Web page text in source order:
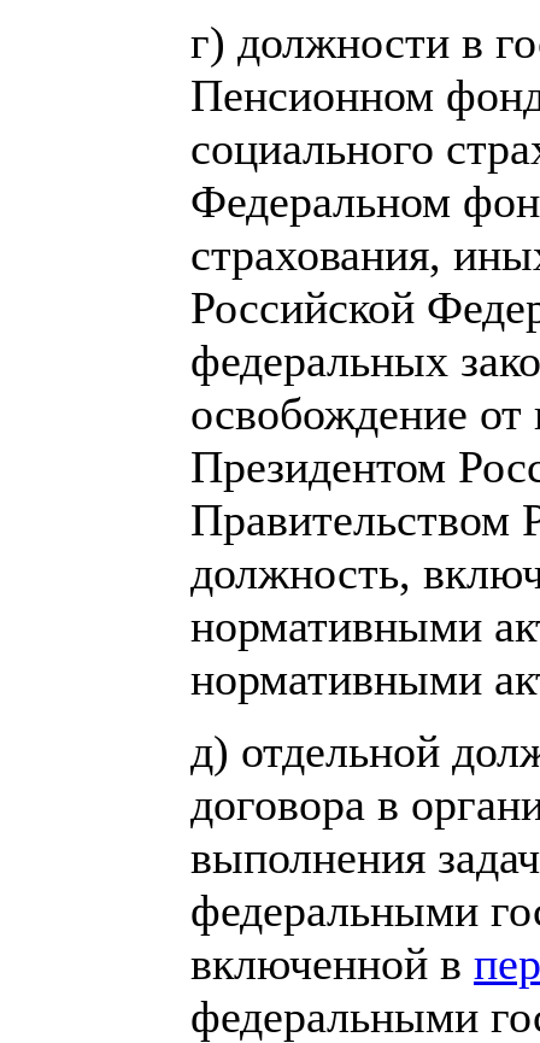
г) должности в
Пенсионном
социального
Федеральном
страхования,
Российской
федеральных
освобождение от
Президентом
Правительством
должность,
нормативными
нормативными
д) отдельной
договора в
выполнения
федеральными
включенной в
федеральными